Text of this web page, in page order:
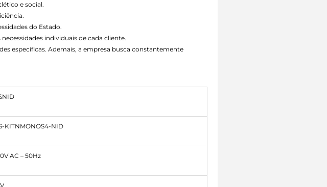
e social.
do Estado.
individuais de cada cliente.
específicas. Ademais, a empresa busca constantemente
KITNMONOS4-NID
AC – 50Hz